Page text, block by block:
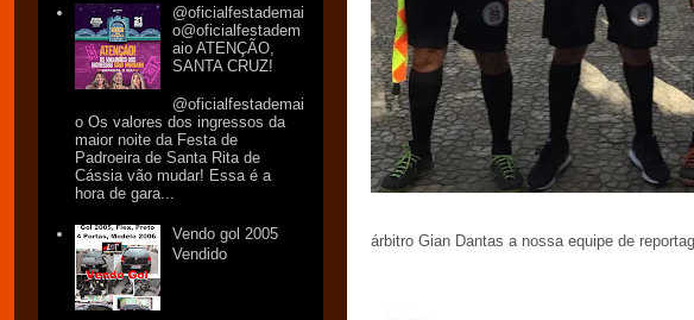
árbitro Gian Dantas a nossa equipe de
@oficialfestademai
o@oficialfestadem
aio ATENÇÃO,
SANTA CRUZ!
@oficialfestademai
o Os valores dos ingressos da
maior noite da Festa de
Padroeira de Santa Rita de
Cássia vão mudar! Essa é a
hora de gara...
Vendo gol 2005
Vendido